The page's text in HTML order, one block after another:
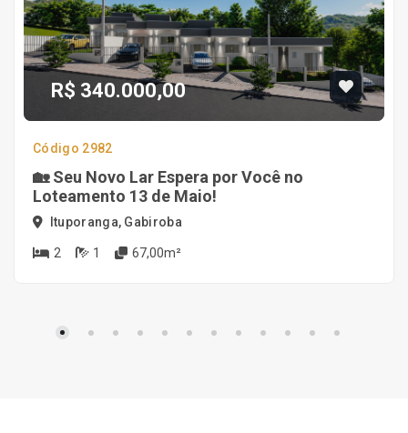
R$ 340.000,00
Código 2982
🏡 Seu Novo Lar Espera por Você no
Loteamento 13 de Maio!
Ituporanga, Gabiroba
2 1 67,00m²